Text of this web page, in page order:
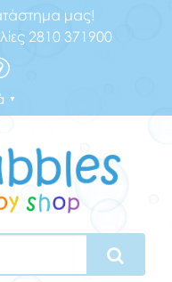
μας!
2810 371900
▼